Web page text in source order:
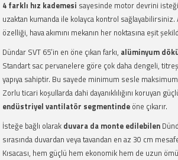
4 farklı hız kademesi sayesinde motor devrini
uzaktan kumanda ile kolayca kontrol sağlayabilirsiniz.
özelliği, hava akımını mekanın her noktasına eşit
Dündar SVT 65’in en öne çıkan farkı, alüminyum
Standart sac pervanelere göre çok daha dengeli,
yapıya sahiptir. Bu sayede minimum sesle maksimum
Zorlu ticari koşullarda dahi dayanıklılığını koruyan
endüstriyel vantilatör segmentinde öne çıkarır.
İsteğe bağlı olarak duvara da monte edilebilen
sırasında duvardan veya tavandan en az 30 cm
Kısacası, hem güçlü hem ekonomik hem de uzun